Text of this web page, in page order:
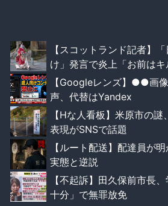
【スコットランド記者】
け」発言で炎上「お前はキ
【Googleレンズ】●●画
声、代替はYandex
【Hな人看板】米原市の
表現がSNSで話題
【ルート配送】配達員が
実態と逆説
【不起訴】田久保前市長
十分」で無罪放免